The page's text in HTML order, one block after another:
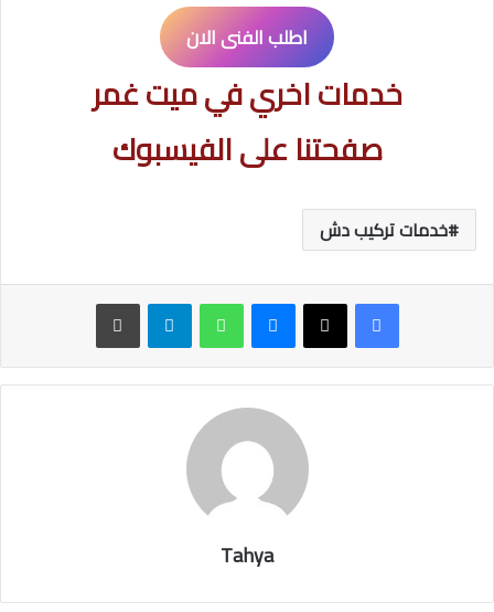
اطلب الفنى الان
خدمات اخري في ميت غمر
صفحتنا على الفيسبوك
خدمات تركيب دش
ماسنجر واتساب تيلقرام طباعة
Tahya